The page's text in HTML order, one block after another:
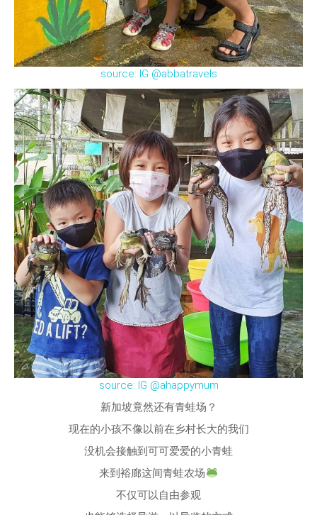
source: IG @abbatravels
source: IG @ahappymum
新加坡竟然还有青蛙场？
现在的小孩不像以前在乡村长大的我们
没机会接触到可可爱爱的小青蛙
来到裕廊这间青蛙农场
不仅可以自由参观